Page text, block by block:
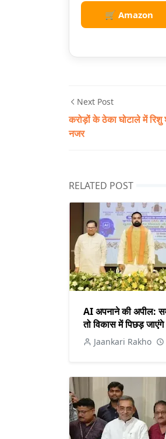
🛒 Amazon
Next Post
करोड़ों के ठेका घोटाले में
नजर
RELATED POST
AI अपनाने की अपील:
तो विकास में पिछड़ जाएंगे
Jaankari Rakho